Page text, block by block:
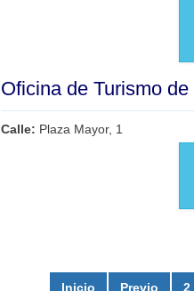
Oficina de Turismo
Calle: Plaza Mayor, 1
Inicio Previo 2